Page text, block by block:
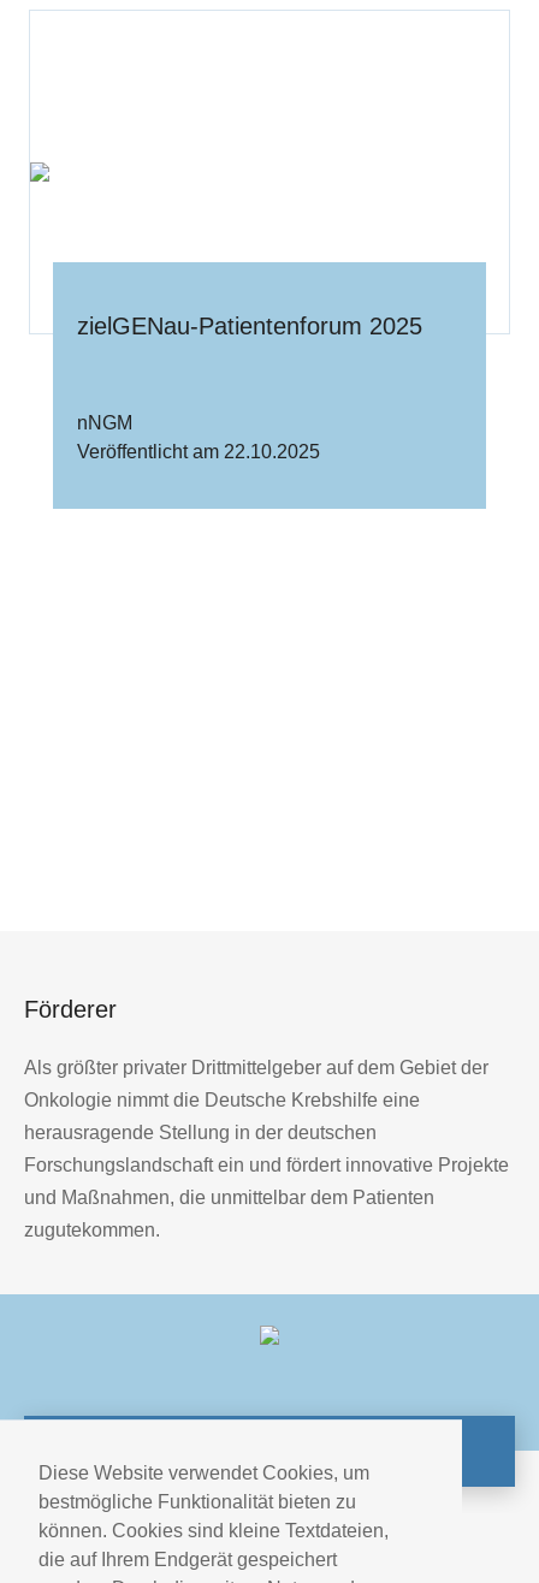
Diese Website verwendet Cookies, um
bestmögliche Funktionalität bieten zu
können. Cookies sind kleine Textdateien,
die auf Ihrem Endgerät gespeichert
zielGENau-Patientenforum 2025
nNGM
Veröffentlicht am 22.10.2025
Förderer
Als größter privater Drittmittelgeber auf dem Gebiet der
Onkologie nimmt die Deutsche Krebshilfe eine
herausragende Stellung in der deutschen
Forschungslandschaft ein und fördert innovative Projekte
und Maßnahmen, die unmittelbar dem Patienten
zugutekommen.
Impressum